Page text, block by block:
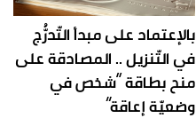
بالإعتماد على مبدأ التّدرُّج
في التّنزيل .. المصادقة على
منح بطاقة “شخص في
وضعيّة إعاقة”